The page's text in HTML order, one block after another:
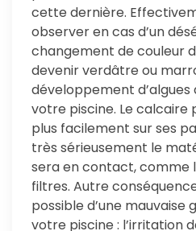
cette dernière.
observer en cas d’un
changement de couleur
devenir verdâtre ou
développement
votre piscine. Le calcaire
plus facilement sur ses
très sérieusement le
sera en contact, comme
filtres. Autre
possible d’une mauvaise
votre piscine : l’irritation